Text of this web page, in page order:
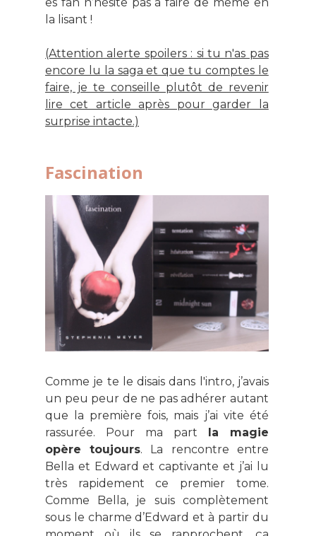
la lisant !
(Attention alerte spoilers : si tu n'as pas
encore lu la saga et que tu comptes le
faire, je te conseille plutôt de revenir
lire cet article après pour garder la
surprise intacte.)
Fascination
Comme je te le disais dans l'intro, j’avais
un peu peur de ne pas adhérer autant
que la première fois, mais j’ai vite été
rassurée. Pour ma part
la magie
opère toujours. La rencontre entre
Bella et Edward et captivante et j’ai lu
très rapidement ce premier tome.
Comme Bella, je suis complètement
sous le charme d’Edward et à partir du